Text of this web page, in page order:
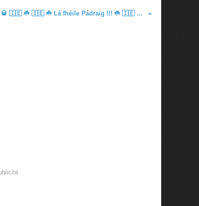
🥃 🇮🇪 ☘️ 🇮🇪 ☘️ Lá fhéile Pádraig !!! ☘️ 🇮🇪 ☘️ 🇮🇪 🍻